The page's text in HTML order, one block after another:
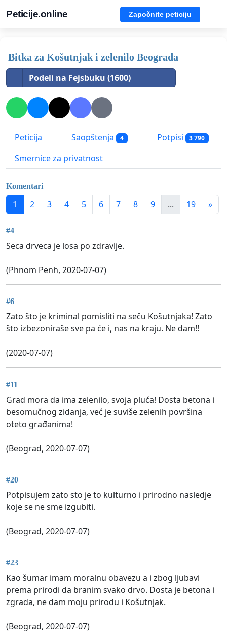
Peticije.online Započnite peticiju
Bitka za Košutnjak i zelenilo Beograda
Podeli na Fejsbuku (1600)
Peticija Saopštenja 4 Potpisi 3 790
Smernice za privatnost
Komentari
1 2 3 4 5 6 7 8 9 ... 19 »
#4
Seca drveca je losa po zdravlje.
(Phnom Penh, 2020-07-07)
#6
Zato što je kriminal pomisliti na seču Košutnjaka! Zato
što izbezoniraše sve pa će i, nas na kraju. Ne dam!!
(2020-07-07)
#11
Grad mora da ima zelenilo, svoja pluća! Dosta betona i
besomučnog zidanja, već je suviše zelenih površina
oteto građanima!
(Beograd, 2020-07-07)
#20
Potpisujem zato sto je to kulturno i prirodno nasledje
koje se ne sme izgubiti.
(Beograd, 2020-07-07)
#23
Kao šumar imam moralnu obavezu a i zbog ljubavi
prema prirodi da branim svako drvo. Dosta je betona i
zgrada, ne dam moju prirodu i Košutnjak.
(Beograd, 2020-07-07)